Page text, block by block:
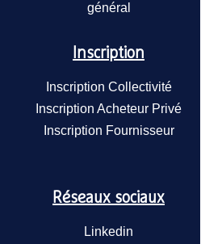
général
Inscription
Inscription Collectivité
Inscription Acheteur Privé
Inscription Fournisseur
Réseaux sociaux
Linkedin